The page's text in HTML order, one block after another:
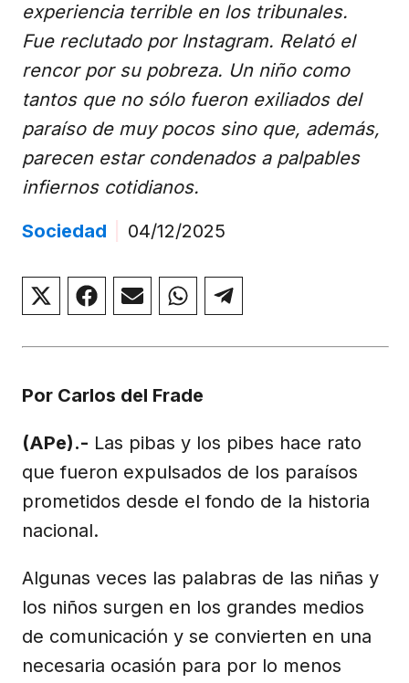
experiencia terrible en los tribunales.
Fue reclutado por Instagram. Relató el
rencor por su pobreza. Un niño como
tantos que no sólo fueron exiliados del
paraíso de muy pocos sino que, además,
parecen estar condenados a palpables
infiernos cotidianos.
Sociedad
04/12/2025
Compartir
en
(Twitter)
Compartir
en
Compartir
en
Compartir
en
Compartir
en
Por Carlos del Frade
(APe).- Las pibas y los pibes hace rato
que fueron expulsados de los paraísos
prometidos desde el fondo de la historia
nacional.
Algunas veces las palabras de las niñas y
los niños surgen en los grandes medios
de comunicación y se convierten en una
necesaria ocasión para por lo menos